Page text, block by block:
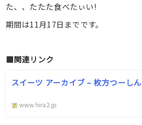
た、、たたた食べたぃい!
期間は11月17日までです。
■関連リンク
スイーツ アーカイブ – 枚方つーしん
www.hira2.jp